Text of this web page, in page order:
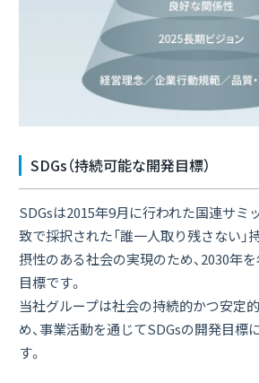
SDGs（持続可能な開発目標）
SDGsは2015年9月に行われた国連サミ
致で採択された「誰一人取り残さない
摂性のある社会の実現のため、2030年
目標です。
当社グループは社会の持続的かつ安定
め、事業活動を通じてSDGsの開発目標
す。